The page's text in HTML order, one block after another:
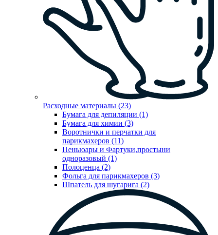
Расходные материалы (23)
Бумага для депиляции (1)
Бумага для химии (3)
Воротнички и перчатки для
парикмахеров (11)
Пеньюары и Фартуки,простыни
одноразовый (1)
Полоценца (2)
Фольга для парикмахеров (3)
Шпатель для шугарига (2)